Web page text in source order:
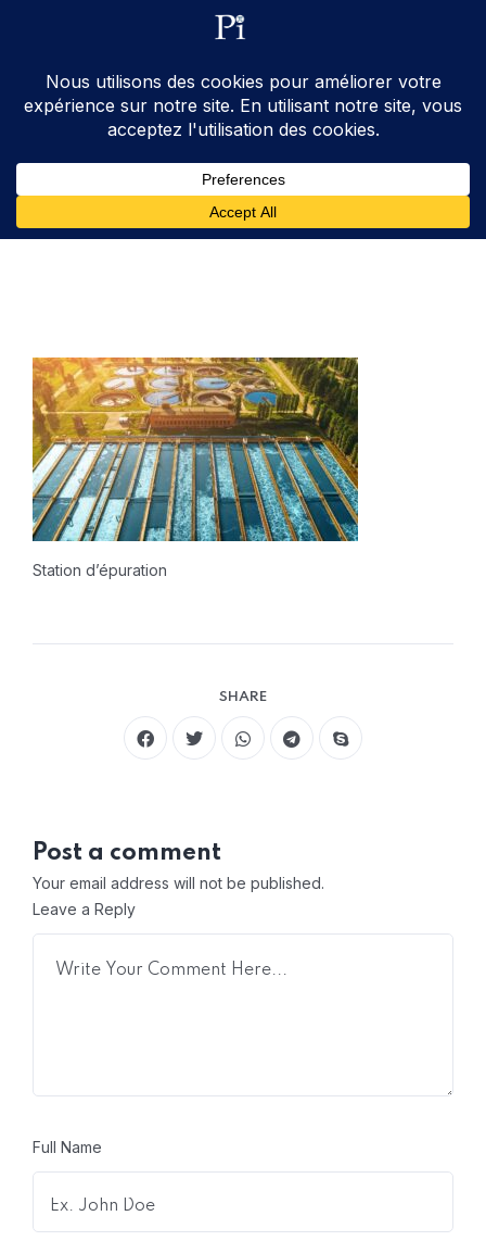
ventes@processinstruments.fr
Station d’épuration
SHARE
Post a comment
Your email address will not be published.
Leave a Reply
Full Name